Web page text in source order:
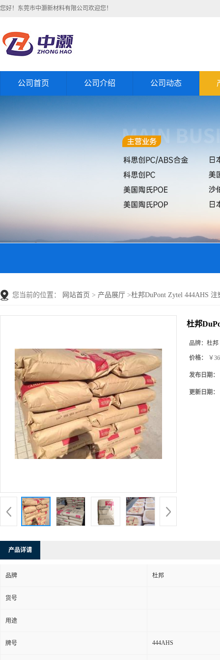
您好！东莞市中灏新材料有限公司欢迎您！
公司首页 公司介绍 公司动态
您当前的位置： 网站首页 > 产品展厅 >杜邦DuPont Zytel 444AHS
杜邦
品牌： 杜邦
价格： ￥
发布日期：
更新日期：
产品详请
品牌 杜邦
货号
用途
牌号 444AHS